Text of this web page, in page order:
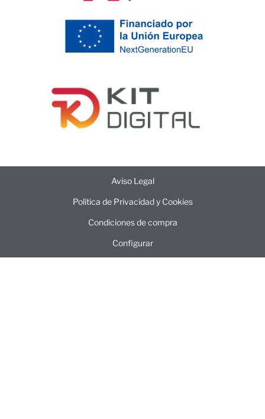
Aviso Legal
Política de Privacidad y Cookies
Condiciones de compra
Configurar